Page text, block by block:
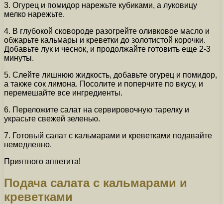
3. Огурец и помидор нарежьте кубиками, а луковицу
мелко нарежьте.
4. В глубокой сковороде разогрейте оливковое масло и
обжарьте кальмары и креветки до золотистой корочки.
Добавьте лук и чеснок, и продолжайте готовить еще 2-3
минуты.
5. Слейте лишнюю жидкость, добавьте огурец и помидор,
а также сок лимона. Посолите и поперчите по вкусу, и
перемешайте все ингредиенты.
6. Переложите салат на сервировочную тарелку и
украсьте свежей зеленью.
7. Готовый салат с кальмарами и креветками подавайте
немедленно.
Приятного аппетита!
Подача салата с кальмарами и
креветками